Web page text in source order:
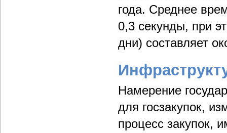
года. Среднее
0,3 секунды, при
дни) составляет
Намерение
для госзакупок,
процесс закупок,